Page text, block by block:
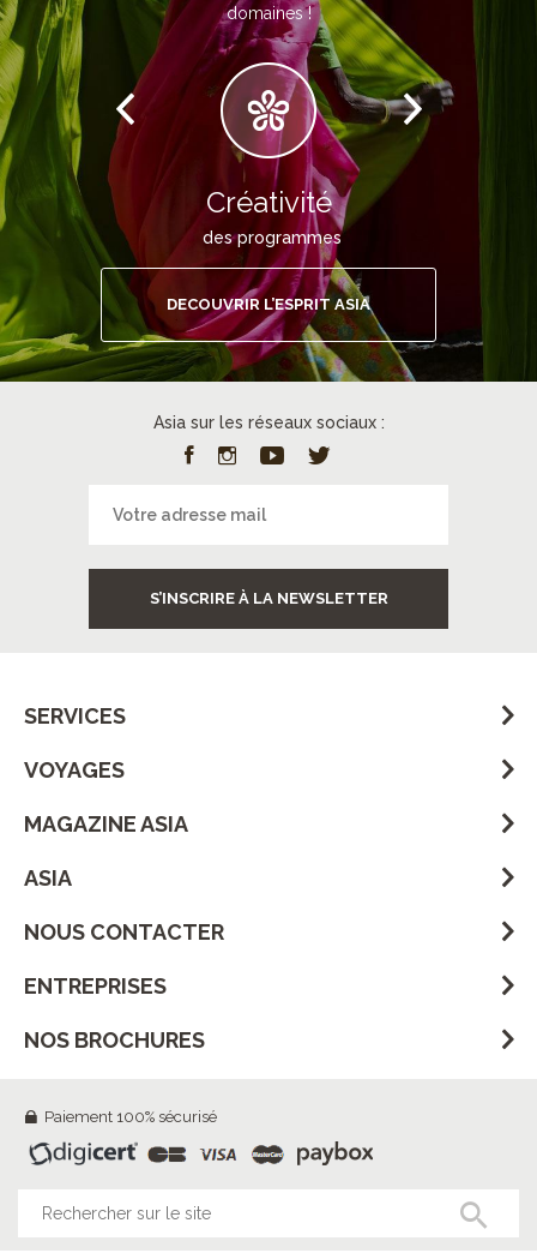
domaines !
Créativité
des programmes
DECOUVRIR L’ESPRIT ASIA
Asia sur les réseaux sociaux :
S’INSCRIRE À LA NEWSLETTER
SERVICES
VOYAGES
MAGAZINE ASIA
ASIA
NOUS CONTACTER
ENTREPRISES
NOS BROCHURES
Paiement 100% sécurisé